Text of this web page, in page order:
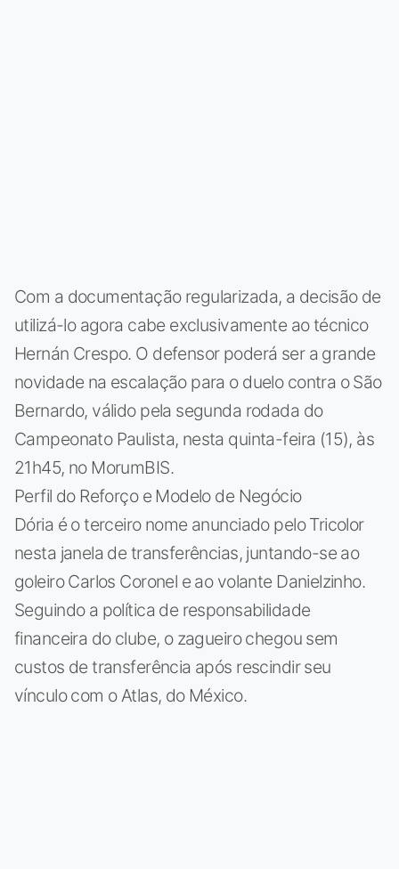
Com a documentação regularizada, a decisão de
utilizá-lo agora cabe exclusivamente ao técnico
Hernán Crespo. O defensor poderá ser a grande
novidade na escalação para o duelo contra o São
Bernardo, válido pela segunda rodada do
Campeonato Paulista, nesta quinta-feira (15), às
21h45, no MorumBIS.
Perfil do Reforço e Modelo de Negócio
Dória é o terceiro nome anunciado pelo Tricolor
nesta janela de transferências, juntando-se ao
goleiro Carlos Coronel e ao volante Danielzinho.
Seguindo a política de responsabilidade
financeira do clube, o zagueiro chegou sem
custos de transferência após rescindir seu
vínculo com o Atlas, do México.